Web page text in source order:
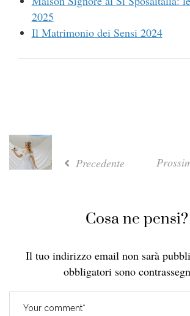
2025
Il Matrimonio dei Sensi 2024
Precedente
Cosa ne pensi?
Il tuo indirizzo email non sarà
obbligatori sono